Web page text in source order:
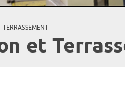
TERRASSEMENT
et